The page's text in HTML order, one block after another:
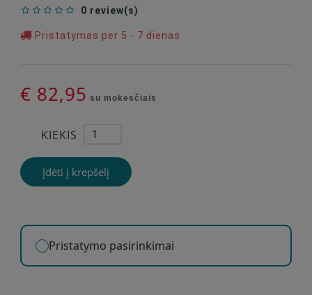
0 review(s)
Pristatymas per 5 - 7 dienas
€ 82,95 su mokesčiais
KIEKIS
Įdėti į krepšelį
Pristatymo pasirinkimai